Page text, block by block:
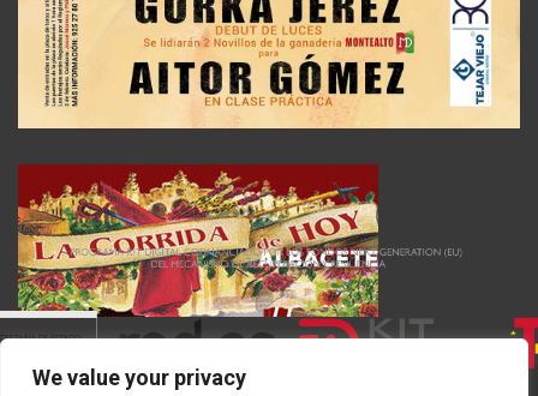
We value your privacy